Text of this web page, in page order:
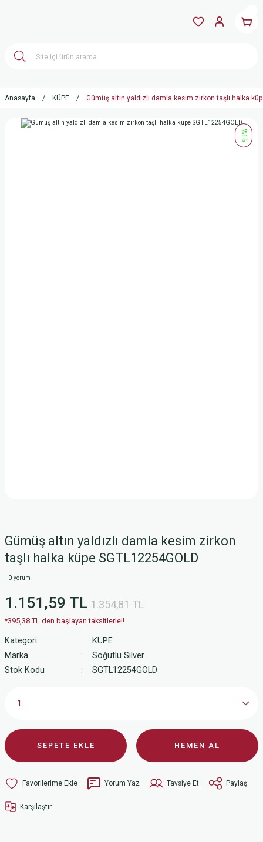
Anasayfa KÜPE Gümüş altın yaldızlı damla kesim zirkon taşlı halka
%15
Gümüş altın yaldızlı damla kesim zirkon
taşlı halka küpe SGTL12254GOLD
0 yorum
1.151,59 TL 1.354,81 TL
*395,38 TL den başlayan taksitlerle!!
Kategori
KÜPE
Marka
Söğütlü Silver
Stok Kodu
SGTL12254GOLD
SEPETE EKLE HEMEN AL
Yorum Yaz Tavsiye Et Paylaş
Karşılaştır